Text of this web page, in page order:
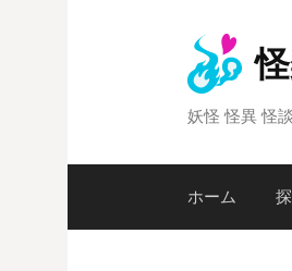
へ
妖怪 怪異 怪
ホーム